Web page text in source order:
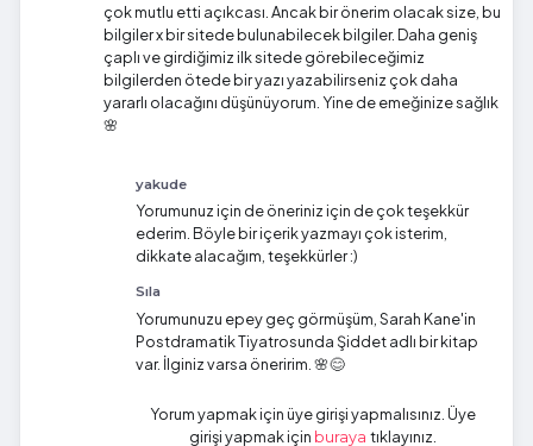
çok mutlu etti açıkcası. Ancak bir önerim olacak size, bu
bilgiler x bir sitede bulunabilecek bilgiler. Daha geniş
çaplı ve girdiğimiz ilk sitede görebileceğimiz
bilgilerden ötede bir yazı yazabilirseniz çok daha
yararlı olacağını düşünüyorum. Yine de emeğinize sağlık
🌸
yakude
Yorumunuz için de öneriniz için de çok teşekkür
ederim. Böyle bir içerik yazmayı çok isterim,
dikkate alacağım, teşekkürler :)
Sıla
Yorumunuzu epey geç görmüşüm, Sarah Kane'in
Postdramatik Tiyatrosunda Şiddet adlı bir kitap
var. İlginiz varsa öneririm. 🌸😊
Yorum yapmak için üye girişi yapmalısınız. Üye
girişi yapmak için buraya tıklayınız.